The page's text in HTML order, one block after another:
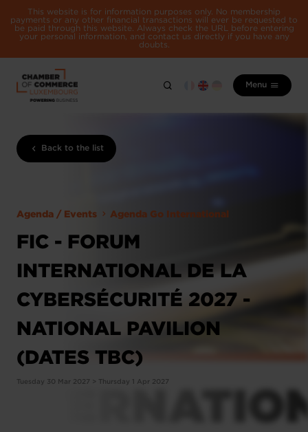
This website is for information purposes only. No membership
payments or any other financial transactions will ever be requested to
be paid through this website. Always check the URL before entering
your personal information, and contact us directly if you have any
doubts.
Menu
Back to the list
Agenda / Events Agenda Go International
FIC - FORUM
INTERNATIONAL DE LA
CYBERSÉCURITÉ 2027 -
NATIONAL PAVILION
(DATES TBC)
Tuesday 30 Mar 2027 > Thursday 1 Apr 2027